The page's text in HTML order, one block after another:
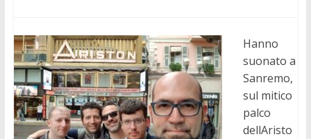
Hanno
suonato a
Sanremo,
sul mitico
palco
dellAristo